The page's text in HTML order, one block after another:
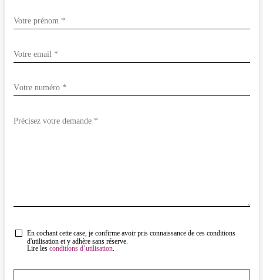
En cochant cette case, je confirme avoir pris connaissance de ces conditions
d'utilisation et y adhère sans réserve.
Lire les conditions d’utilisation.